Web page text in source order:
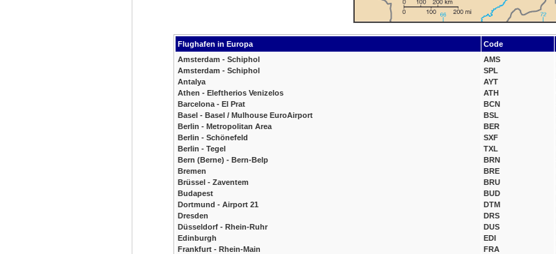
Flughafen in Europa Code
Amsterdam - Schiphol
Amsterdam - Schiphol
Antalya
Athen - Eleftherios Venizelos
Barcelona - El Prat
Basel - Basel / Mulhouse EuroAirport
Berlin - Metropolitan Area
Berlin - Schönefeld
Berlin - Tegel
Bern (Berne) - Bern-Belp
Bremen
Brüssel - Zaventem
Budapest
Dortmund - Airport 21
Dresden
Düsseldorf - Rhein-Ruhr
Edinburgh
Frankfurt - Rhein-Main
AMS
SPL
AYT
ATH
BCN
BSL
BER
SXF
TXL
BRN
BRE
BRU
BUD
DTM
DRS
DUS
EDI
FRA